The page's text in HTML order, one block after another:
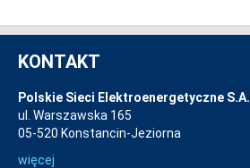
KONTAKT
Polskie Sieci Elektroenergetyczne S.A.
ul. Warszawska 165
05-520 Konstancin-Jeziorna
więcej